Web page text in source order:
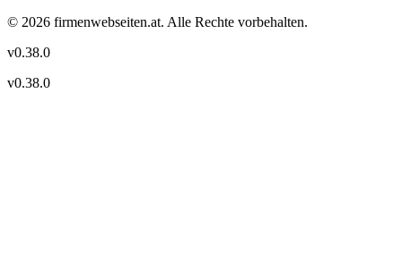
© 2026 firmenwebseiten.at. Alle Rechte vorbehalten.
v0.38.0
v0.38.0